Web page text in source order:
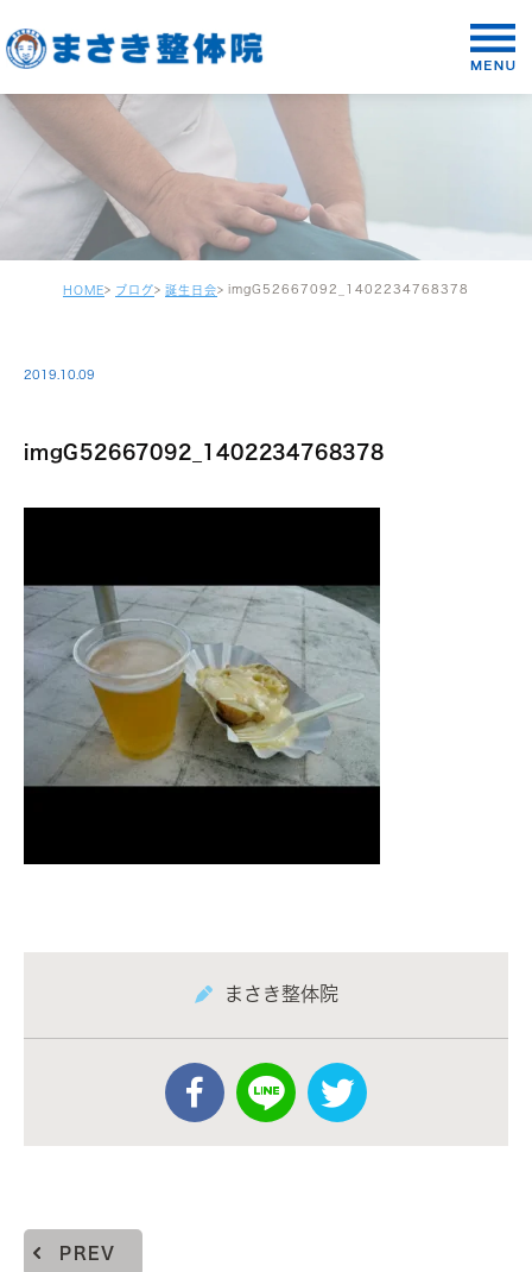
HOME ブログ 誕生日会 imgG52667092_1402234768378
2019.10.09
imgG52667092_1402234768378
まさき整体院
PREV